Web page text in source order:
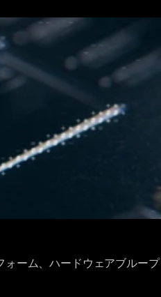
ーム、ハードウェアブループ